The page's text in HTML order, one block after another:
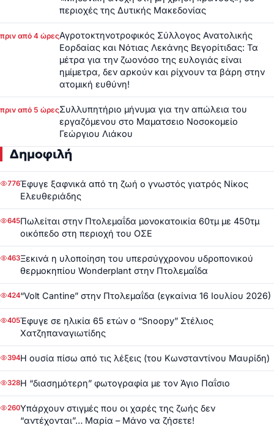
περιοχές της Δυτικής Μακεδονίας
πριν από 4 ώρεςΑγροτοκτηνοτροφικός Σύλλογος Ανατολικής
Εορδαίας και Νότιας Λεκάνης Βεγορίτιδας: Τα
μέτρα για την ζωονόσο της ευλογιάς είναι
ημίμετρα, δεν αρκούν και ρίχνουν τα βάρη στην
ατομική ευθύνη!
πριν από 5 ώρεςΣυλλυπητήριο μήνυμα για την απώλεια του
εργαζόμενου στο Μαματσειο Νοσοκομείο
Γεώργιου Λιάκου
Δημοφιλή
776Έφυγε ξαφνικά από τη ζωή ο γνωστός γιατρός Νίκος
Ελευθεριάδης
645Πωλείται στην Πτολεμαΐδα μονοκατοικία 60τμ με 450τμ
οικόπεδο στη περιοχή του ΟΣΕ
463Ξεκινά η υλοποίηση του υπερσύγχρονου υδροπονικού
θερμοκηπίου Wonderplant στην Πτολεμαΐδα
424“Volt Cantine” στην Πτολεμαΐδα (εγκαίνια 16 Ιουλίου 2026)
405Έφυγε σε ηλικία 65 ετών ο “Snoopy” Στέλιος
Χατζηπαναγιωτίδης
394Η ουσία πίσω από τις λέξεις (του Κωνσταντίνου Μαυρίδη)
328Η “διασημότερη” φωτογραφία με τον Άγιο Παΐσιο
260Υπάρχουν στιγμές που οι χαρές της ζωής δεν
“αντέχονται”… Μαρία – Μάνο να ζήσετε!